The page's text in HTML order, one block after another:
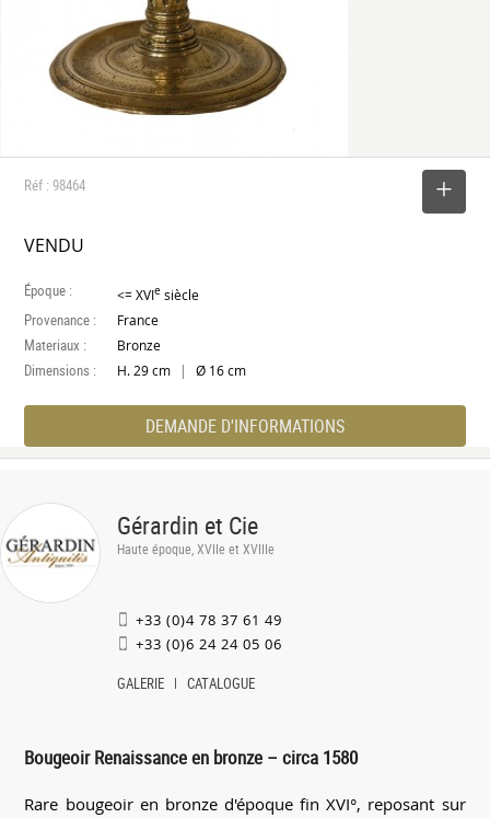
Réf : 98464
VENDU
Époque : <= XVIe siècle
Provenance : France
Materiaux : Bronze
Dimensions : H. 29 cm | Ø 16 cm
DEMANDE D'INFORMATIONS
Gérardin et Cie
Haute époque, XVIIe et XVIIIe
+33 (0)4 78 37 61 49
+33 (0)6 24 24 05 06
GALERIE CATALOGUE
Bougeoir Renaissance en bronze – circa 1580
Rare bougeoir en bronze d'époque fin XVI°, reposant sur